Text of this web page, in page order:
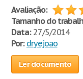
Avaliação:
Tamanho do
Data:27/5/2014
Por: dryejoao
Ler documento